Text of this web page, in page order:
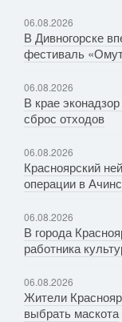
06.08.2026
В Дивногорске
фестиваль
06.08.2026
В крае
сброс отходов
06.08.2026
Красноярский
операции в
06.08.2026
В города
работника
06.08.2026
Жители
выбрать маскота